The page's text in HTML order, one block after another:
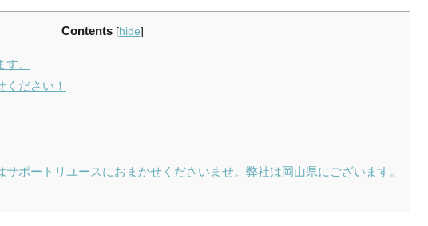
Contents [hide]
。
ださい！
ポートリユースにおまかせくださいませ。弊社は岡山県にございます。